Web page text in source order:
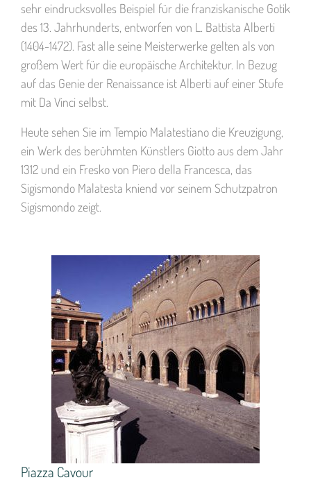
sehr eindrucksvolles Beispiel für die franziskanische Gotik
des 13. Jahrhunderts, entworfen von L. Battista Alberti
(1404-1472). Fast alle seine Meisterwerke gelten als von
großem Wert für die europäische Architektur. In Bezug
auf das Genie der Renaissance ist Alberti auf einer Stufe
mit Da Vinci selbst.
Heute sehen Sie im Tempio Malatestiano die Kreuzigung,
ein Werk des berühmten Künstlers Giotto aus dem Jahr
1312 und ein Fresko von Piero della Francesca, das
Sigismondo Malatesta kniend vor seinem Schutzpatron
Sigismondo zeigt.
Piazza Cavour